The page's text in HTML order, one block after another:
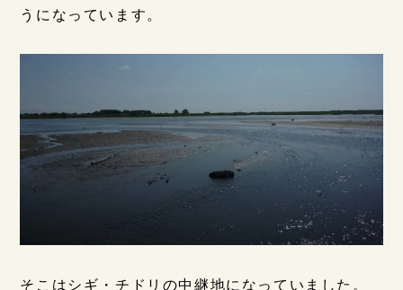
うになっています。
そこはシギ・チドリの中継地になっていました。